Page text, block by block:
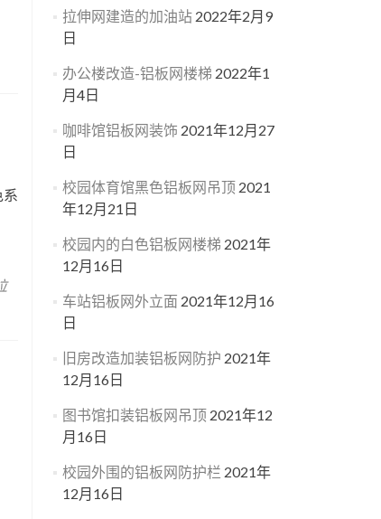
拉伸网建造的加油站 2022年2月9
日
办公楼改造-铝板网楼梯 2022年1
月4日
咖啡馆铝板网装饰 2021年12月27
日
校园体育馆黑色铝板网吊顶 2021
年12月21日
校园内的白色铝板网楼梯 2021年
12月16日
车站铝板网外立面 2021年12月16
日
旧房改造加装铝板网防护 2021年
12月16日
图书馆扣装铝板网吊顶 2021年12
月16日
校园外围的铝板网防护栏 2021年
12月16日